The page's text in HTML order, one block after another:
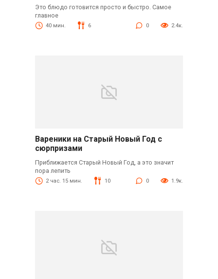
Это блюдо готовится просто и быстро. Самое
главное
40 мин. 6 0 2.4к.
Вареники на Старый Новый Год с
сюрпризами
Приближается Старый Новый Год, а это значит
пора лепить
2 час. 15 мин. 10 0 1.9к.